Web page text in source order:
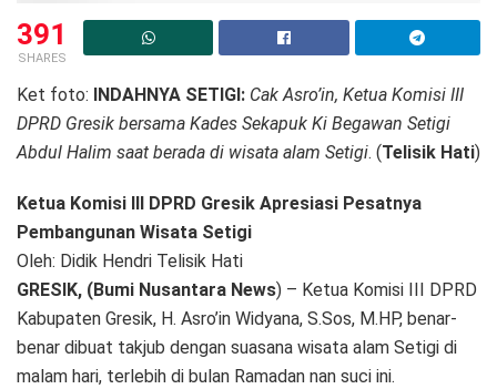
391
SHARES
Ket foto: INDAHNYA SETIGI: Cak Asro’in, Ketua Komisi III
DPRD Gresik bersama Kades Sekapuk Ki Begawan Setigi
Abdul Halim saat berada di wisata alam Setigi. (Telisik Hati)
Ketua Komisi III DPRD Gresik Apresiasi Pesatnya
Pembangunan Wisata Setigi
Oleh: Didik Hendri Telisik Hati
GRESIK, (Bumi Nusantara News) – Ketua Komisi III DPRD
Kabupaten Gresik, H. Asro’in Widyana, S.Sos, M.HP, benar-
benar dibuat takjub dengan suasana wisata alam Setigi di
malam hari, terlebih di bulan Ramadan nan suci ini.